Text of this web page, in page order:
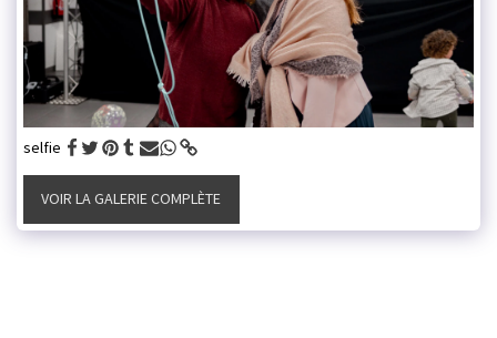
selfie
VOIR LA GALERIE COMPLÈTE